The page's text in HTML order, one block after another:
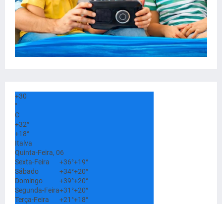
+30
°
C
+32°
+18°
Italva
Quinta-Feira, 06
Sexta-Feira
+36°+19°
Sábado
+34°+20°
Domingo
+39°+20°
Segunda-Feira+31°+20°
Terça-Feira
+21°+18°